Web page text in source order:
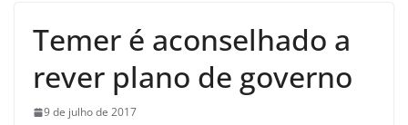
Temer é aconselhado a
rever plano de governo
9 de julho de 2017